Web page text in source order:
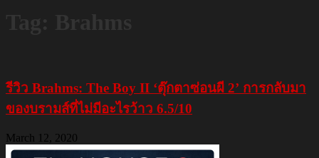
รีวิว Brahms: The Boy II ‘ตุ๊กตาซ่อนผี 2’ การกลับมา
ของบรามส์ที่ไม่มีอะไรว้าว 6.5/10
March 12, 2020